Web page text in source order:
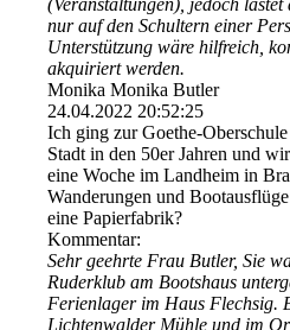
(Veranstaltungen), jedoch lastet
nur auf den Schultern einer
Unterstützung wäre hilfreich,
akquiriert werden.
Monika Monika Butler
24.04.2022 20:52:25
Ich ging zur Goethe-
Stadt in den 50er Jahren und
eine Woche im Landheim in
Wanderungen und
eine Papierfabrik?
Kommentar:
Sehr geehrte Frau Butler, Sie
Ruderklub am Bootshaus
Ferienlager im Haus Flechsig.
Lichtenwalder Mühle und im